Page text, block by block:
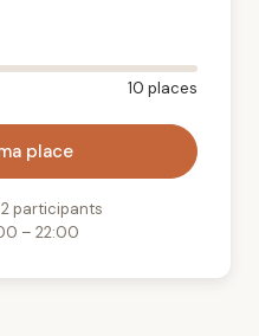
10 places
place
2 participants
– 22:00